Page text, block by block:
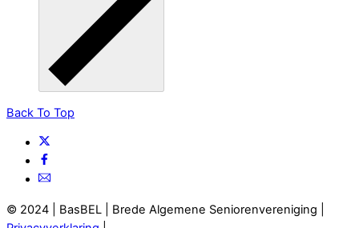
Back To Top
© 2024 | BasBEL | Brede Algemene Seniorenvereniging |